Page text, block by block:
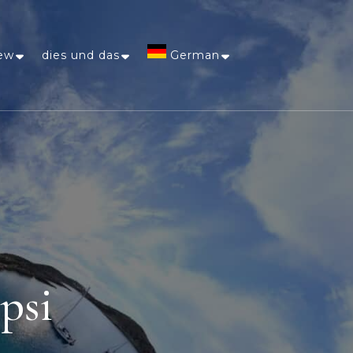
dies und das German
Dutch